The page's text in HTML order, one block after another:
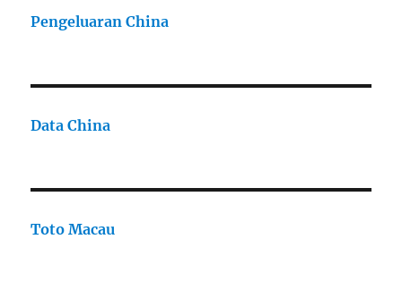
Pengeluaran China
Data China
Toto Macau